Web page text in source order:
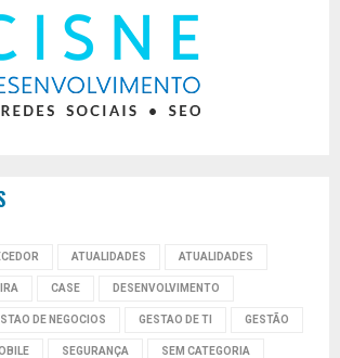
ATUALIDADES ATUALIDADES
CASE DESENVOLVIMENTO
DE NEGOCIOS GESTAO DE TI GESTÃO
SEGURANÇA SEM CATEGORIA